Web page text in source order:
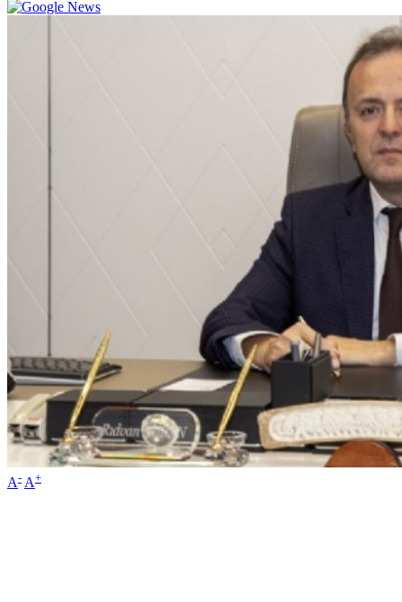
A- A+